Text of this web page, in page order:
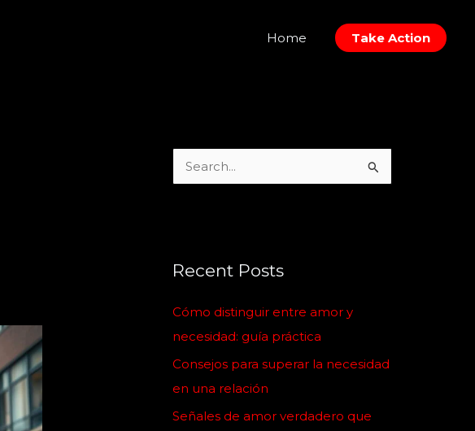
Home Take Action
c
f
o
r
:
Recent Posts
Cómo distinguir entre amor y
necesidad: guía práctica
Consejos para superar la necesidad
en una relación
Señales de amor verdadero que